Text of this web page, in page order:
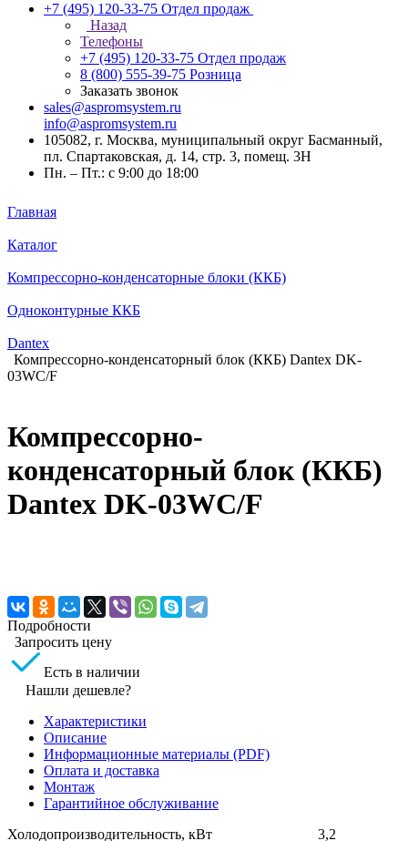
+7 (495) 120-33-75 Отдел продаж
Назад
Телефоны
+7 (495) 120-33-75 Отдел продаж
8 (800) 555-39-75 Розница
Заказать звонок
sales@aspromsystem.ru
info@aspromsystem.ru
105082, г. Москва, муниципальный округ Басманный,
пл. Спартаковская, д. 14, стр. 3, помещ. 3Н
Пн. – Пт.: с 9:00 до 18:00
Главная
Каталог
Компрессорно-конденсаторные блоки (ККБ)
Одноконтурные ККБ
Dantex
Компрессорно-конденсаторный блок (ККБ) Dantex DK-
03WC/F
Компрессорно-
конденсаторный блок (ККБ)
Dantex DK-03WC/F
Подробности
Запросить цену
Есть в наличии
Нашли дешевле?
Характеристики
Описание
Информационные материалы (PDF)
Оплата и доставка
Монтаж
Гарантийное обслуживание
Холодопроизводительность, кВт
3,2